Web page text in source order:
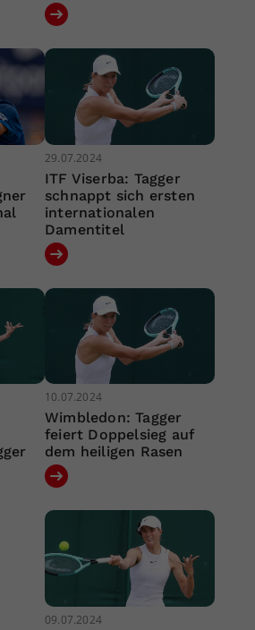
29.07.2024
ITF Viserba: Tagger
schnappt sich ersten
internationalen
Damentitel
10.07.2024
Wimbledon: Tagger
feiert Doppelsieg auf
dem heiligen Rasen
09.07.2024